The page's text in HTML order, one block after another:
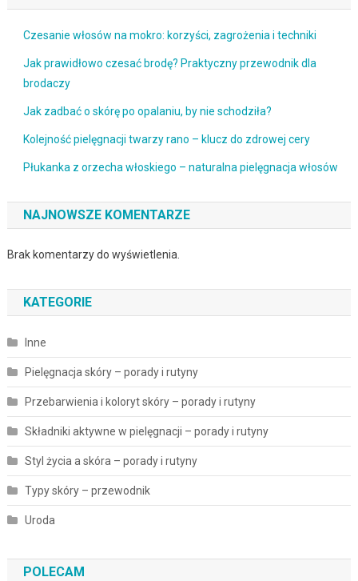
Czesanie włosów na mokro: korzyści, zagrożenia i techniki
Jak prawidłowo czesać brodę? Praktyczny przewodnik dla
brodaczy
Jak zadbać o skórę po opalaniu, by nie schodziła?
Kolejność pielęgnacji twarzy rano – klucz do zdrowej cery
Płukanka z orzecha włoskiego – naturalna pielęgnacja włosów
NAJNOWSZE KOMENTARZE
Brak komentarzy do wyświetlenia.
KATEGORIE
Inne
Pielęgnacja skóry – porady i rutyny
Przebarwienia i koloryt skóry – porady i rutyny
Składniki aktywne w pielęgnacji – porady i rutyny
Styl życia a skóra – porady i rutyny
Typy skóry – przewodnik
Uroda
POLECAM